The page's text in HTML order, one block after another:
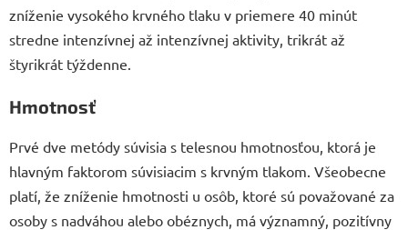
zníženie vysokého krvného tlaku v priemere 40 minút
stredne intenzívnej až intenzívnej aktivity, trikrát až
štyrikrát týždenne.
Hmotnosť
Prvé dve metódy súvisia s telesnou hmotnosťou, ktorá je
hlavným faktorom súvisiacim s krvným tlakom. Všeobecne
platí, že zníženie hmotnosti u osôb, ktoré sú považované za
osoby s nadváhou alebo obéznych, má významný, pozitívny